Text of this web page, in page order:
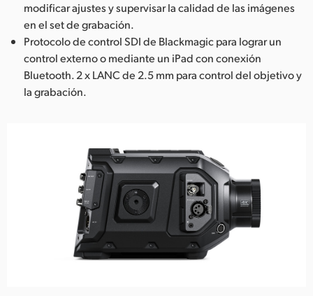
modificar ajustes y supervisar la calidad de las imágenes
en el set de grabación.
Protocolo de control SDI de Blackmagic para lograr un
control externo o mediante un iPad con conexión
Bluetooth. 2 x LANC de 2.5 mm para control del objetivo y
la grabación.